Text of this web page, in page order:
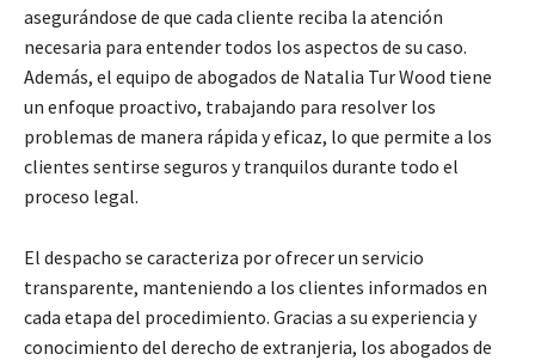
asegurándose de que cada cliente reciba la atención
necesaria para entender todos los aspectos de su caso.
Además, el equipo de abogados de Natalia Tur Wood tiene
un enfoque proactivo, trabajando para resolver los
problemas de manera rápida y eficaz, lo que permite a los
clientes sentirse seguros y tranquilos durante todo el
proceso legal.
El despacho se caracteriza por ofrecer un servicio
transparente, manteniendo a los clientes informados en
cada etapa del procedimiento. Gracias a su experiencia y
conocimiento del derecho de extranjeria, los abogados de